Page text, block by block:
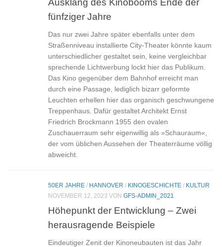
fünfziger Jahre
Das nur zwei Jahre später ebenfalls unter dem
Straßenniveau installierte City-Theater könnte kaum
unterschiedlicher gestaltet sein, keine vergleichbar
sprechende Lichtwerbung lockt hier das Publikum.
Das Kino gegenüber dem Bahnhof erreicht man
durch eine Passage, lediglich bizarr geformte
Leuchten erhellen hier das organisch geschwungene
Treppenhaus. Dafür gestaltet Architekt Ernst
Friedrich Brockmann 1955 den ovalen
Zuschauerraum sehr eigenwillig als »Schauraum«,
der vom üblichen Aussehen der Theaterräume völlig
abweicht.
50ER JAHRE / HANNOVER / KINOGESCHICHTE / KULTUR
NOVEMBER 12, 2023 VON GFS-ADMIN_2021
Höhepunkt der Entwicklung – Zwei
herausragende Beispiele
Eindeutiger Zenit der Kinoneubauten ist das Jahr